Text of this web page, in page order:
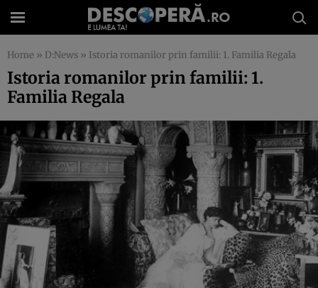
Home » D:News » Istoria romanilor prin familii: 1. Familia Regala
Istoria romanilor prin familii: 1.
Familia Regala